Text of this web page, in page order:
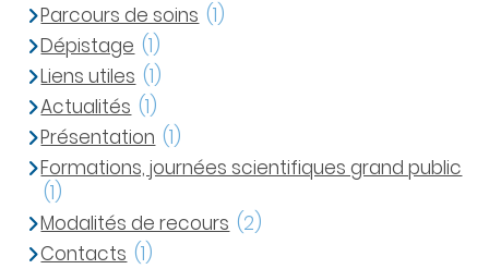
Parcours de soins (1)
Dépistage (1)
Liens utiles (1)
Actualités (1)
Présentation (1)
Formations, journées scientifiques grand public
(1)
Modalités de recours (2)
Contacts (1)